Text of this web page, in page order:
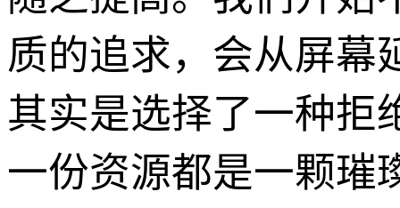
质的追求，会从屏幕
其实是选择了一种拒
一份资源都是一颗璀